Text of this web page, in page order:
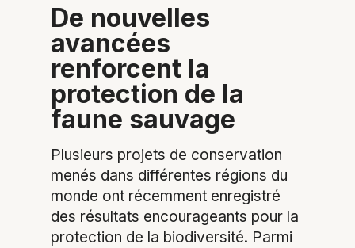
De nouvelles
avancées
renforcent la
protection de la
faune sauvage
Plusieurs projets de conservation
menés dans différentes régions du
monde ont récemment enregistré
des résultats encourageants pour la
protection de la biodiversité. Parmi